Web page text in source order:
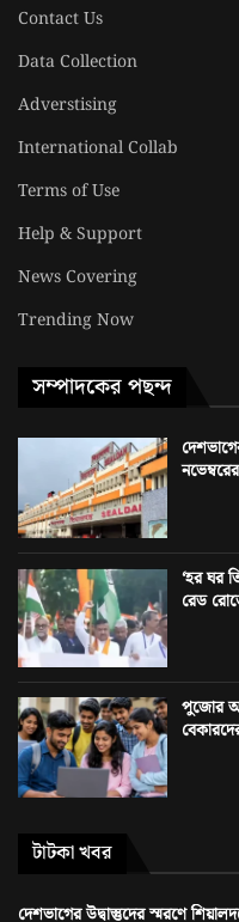
Contact Us
Data Collection
Adverstising
International Collab
Terms of Use
Help & Support
News Covering
Trending Now
সম্পাদকের পছন্দ
‘হর ঘর
রেড
পুজোর
টাটকা খবর
দেশভাগের উদ্বাস্তুদের স্মরণে